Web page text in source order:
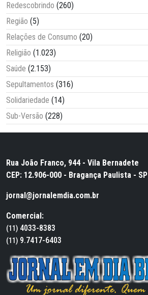
Redescobrindo (260)
Região (5)
Relações de Consumo (20)
Religião (1.023)
Saúde (2.153)
Sepultamentos (316)
Solidariedade (14)
Sub-Versão (228)
Rua João Franco, 944 - Vila Bernadete
CEP: 12.906-000 - Bragança Paulista - SP
jornal@jornalemdia.com.br
Comercial:
(11) 4033-8383
(11) 9.7417-6403